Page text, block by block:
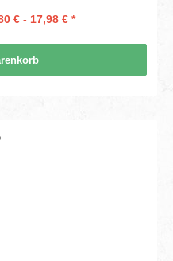
€ - 17,98 € *